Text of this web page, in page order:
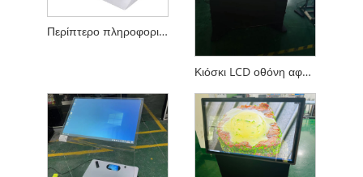
Περίπτερο πληροφοριών Horizontal Touch
Κιόσκι LCD οθόνη αφής 55 ιντσών οθόνη Pcap με ενσωματωμένο υπολογιστή i7